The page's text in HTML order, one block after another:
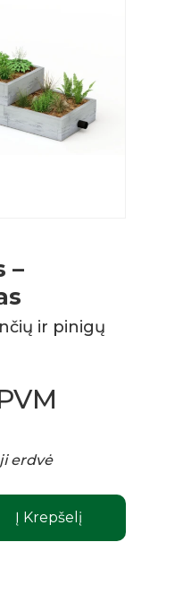
–
ir pinigų
erdvė
Į Krepšelį